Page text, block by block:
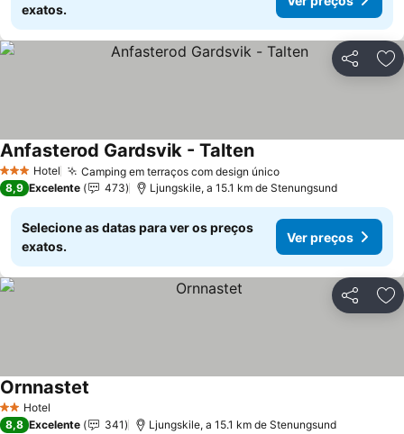
exatos.
Partilhar
3 EstrelasHotel Camping em terraços com design únicoVer preços
Anfasterod Gardsvik - TaltenVer preços
8,9 Excelente 473 Ljungskile, a 15.1 km de Stenungsund
Selecione as datas para ver os preços
exatos.
Ver preços
Partilhar
2 Estrelas
Hotel
Ornnastet
8,8 Excelente 341 Ljungskile, a 15.1 km de Stenungsund